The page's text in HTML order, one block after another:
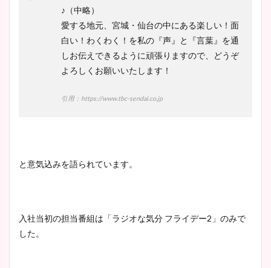
♪（中略）
愛する地元、宮城・仙台の中にある楽しい！面
白い！わくわく！を私の『声』と『言葉』を通
しお伝えできるように頑張りますので、どうぞ
よろしくお願いいたします！
引用：https://www.tbc-sendai.co.jp
と意気込みを語られています。
入社当初の担当番組は「ラジオな気分 フライデー2」のみで
した。